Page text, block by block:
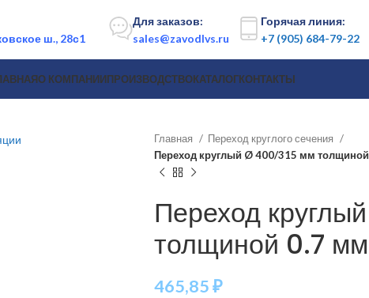
ш., 28с1
Для заказов:
sales@zavodlvs.ru
Горячая линия:
+7 (905) 684-79-22
О КОМПАНИИПРОИЗВОДСТВОКАТАЛОГКОНТАКТЫ
Главная
Переход круглого сечения
Переход круглый Ø 400/315 мм
Переход
толщиной 0.7
465,85₽